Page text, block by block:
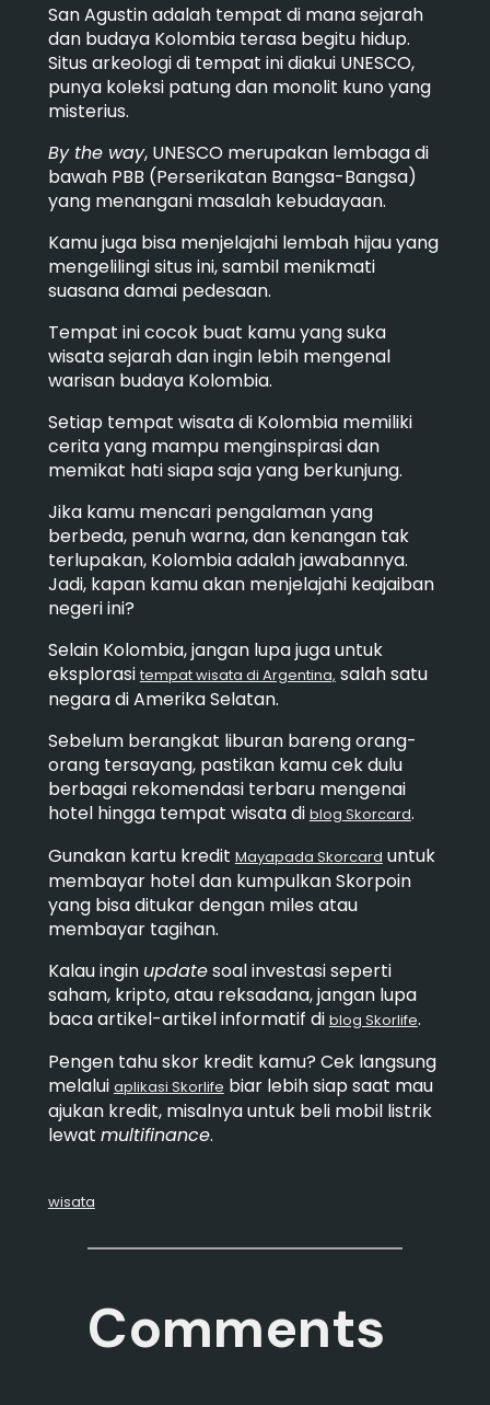
San Agustin adalah tempat di mana sejarah
dan budaya Kolombia terasa begitu hidup.
Situs arkeologi di tempat ini diakui UNESCO,
punya koleksi patung dan monolit kuno yang
misterius.
By the way, UNESCO merupakan lembaga di
bawah PBB (Perserikatan Bangsa-Bangsa)
yang menangani masalah kebudayaan.
Kamu juga bisa menjelajahi lembah hijau yang
mengelilingi situs ini, sambil menikmati
suasana damai pedesaan.
Tempat ini cocok buat kamu yang suka
wisata sejarah dan ingin lebih mengenal
warisan budaya Kolombia.
Setiap tempat wisata di Kolombia memiliki
cerita yang mampu menginspirasi dan
memikat hati siapa saja yang berkunjung.
Jika kamu mencari pengalaman yang
berbeda, penuh warna, dan kenangan tak
terlupakan, Kolombia adalah jawabannya.
Jadi, kapan kamu akan menjelajahi keajaiban
negeri ini?
Selain Kolombia, jangan lupa juga untuk
eksplorasi tempat wisata di Argentina, salah satu
negara di Amerika Selatan.
Sebelum berangkat liburan bareng orang-
orang tersayang, pastikan kamu cek dulu
berbagai rekomendasi terbaru mengenai
hotel hingga tempat wisata di blog Skorcard.
Gunakan kartu kredit Mayapada Skorcard untuk
membayar hotel dan kumpulkan Skorpoin
yang bisa ditukar dengan miles atau
membayar tagihan.
Kalau ingin updatesoal investasi seperti
saham, kripto, atau reksadana, jangan lupa
baca artikel-artikel informatif di blog Skorlife.
Pengen tahu skor kredit kamu? Cek langsung
melalui aplikasi Skorlife biar lebih siap saat mau
ajukan kredit, misalnya untuk beli mobil listrik
lewat multifinance.
wisata
Comments